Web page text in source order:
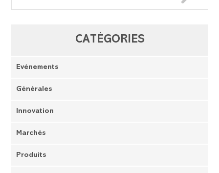
CATÉGORIES
Evénements
Générales
Innovation
Marchés
Produits